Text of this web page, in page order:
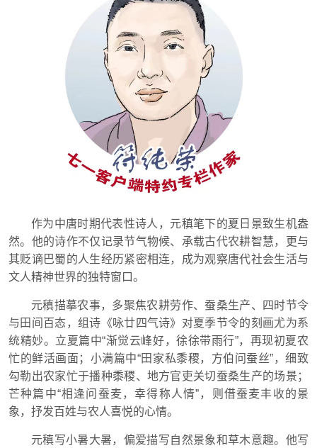
作为中唐时期代表性诗人，元稹笔下的夏日景致生机盎
然。他的诗作不仅记录节气物候、承载古代农耕智慧，更与
其贬谪巴蜀的人生经历紧密相连，成为观察唐代社会生活与
文人精神世界的独特窗口。
元稹描摹农事，多聚焦农耕劳作、蚕桑生产、四时节令
与田间百态，组诗《咏廿四气诗》对夏季节令的刻画尤为系
统精妙。立夏篇中“渐觉云峰好，徐徐带雨行”，再现初夏农
忙的鲜活画面；小满篇中“田家私黍稷，方伯问蚕丝”，细致
勾勒出农家忙于播种黍稷、地方官吏关切蚕桑生产的场景；
芒种篇中“相逢问蚕麦，幸得称人情”，则借蚕麦丰收的景
象，抒发百姓与农人喜悦的心情。
元稹写小暑大暑，偏爱描写自然景象和草木意趣。他写